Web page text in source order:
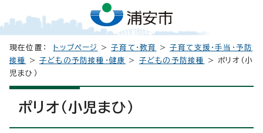
現在位置： トップページ >子育て・教育 >子育て支援・手当・予防
接種
>子どもの予防接種・健康 > 子どもの予防接種
> ポリオ（小
児まひ）
ポリオ（小児まひ）